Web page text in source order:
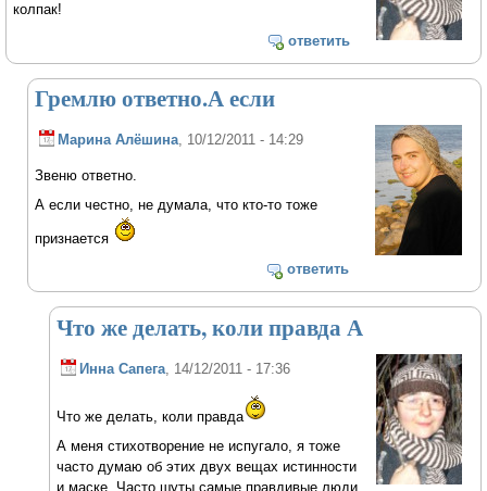
колпак!
ответить
Гремлю ответно.А если
Марина Алёшина, 10/12/2011 - 14:29
Звеню ответно.
А если честно, не думала, что кто-то тоже
признается
ответить
Что же делать, коли правда А
Инна Сапега , 14/12/2011 - 17:36
Что же делать, коли правда
А меня стихотворение не испугало, я тоже
часто думаю об этих двух вещах истинности
и маске. Часто шуты самые правдивые люди